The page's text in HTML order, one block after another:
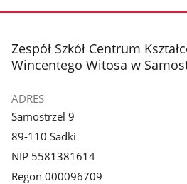
stopka
Zespół Szkół Centrum
Wincentego Witosa w
ADRES
Samostrzel 9
89-110 Sadki
NIP 5581381614
Regon 000096709